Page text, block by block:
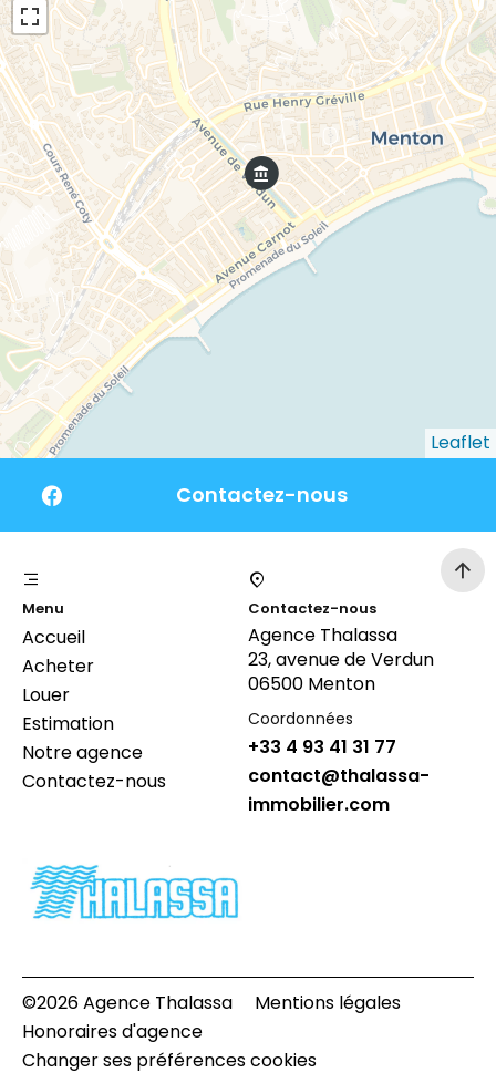
Leaflet
Contactez-nous
Menu
Accueil
Acheter
Louer
Estimation
Notre agence
Contactez-nous
Contactez-nous
Agence Thalassa
23, avenue de Verdun
06500 Menton
Coordonnées
+33 4 93 41 31 77
contact@thalassa-
immobilier.com
©2026 Agence Thalassa
Mentions légales
Honoraires d'agence
Changer ses préférences cookies